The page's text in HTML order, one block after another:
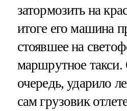
затормозить на
итоге его машина
стоявшее на
маршрутное
очередь, ударило
сам грузовик